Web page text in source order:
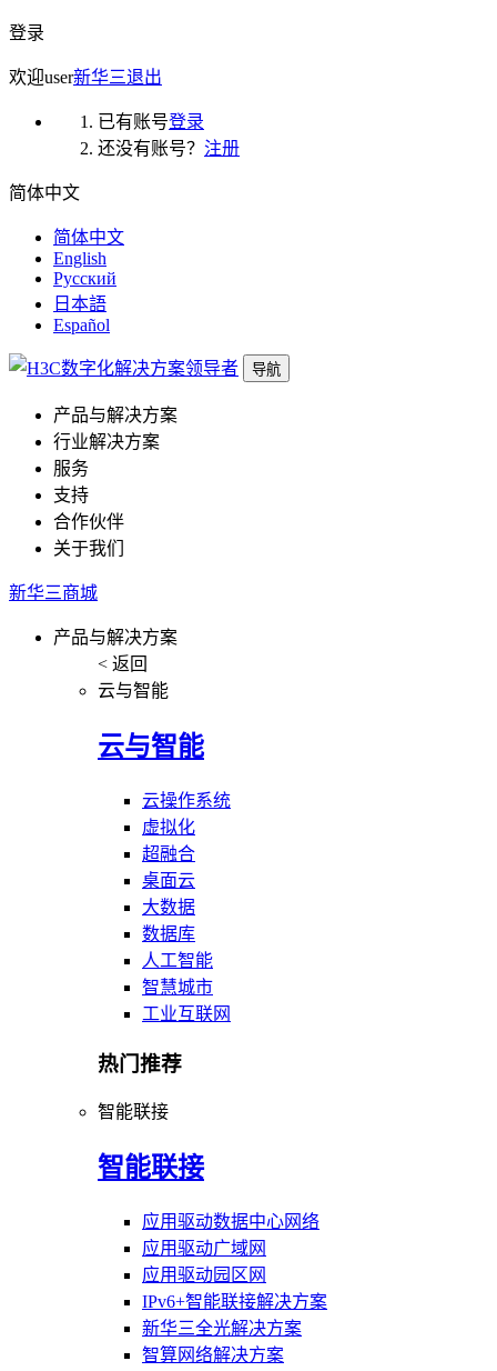
登录
欢迎user新华三退出
已有账号登录
还没有账号？ 注册
简体中文
简体中文
English
Русский
日本語
Español
导航
产品与解决方案
行业解决方案
服务
支持
合作伙伴
关于我们
新华三商城
产品与解决方案
< 返回
云与智能
云与智能
云操作系统
虚拟化
超融合
桌面云
大数据
数据库
人工智能
智慧城市
工业互联网
热门推荐
智能联接
智能联接
应用驱动数据中心网络
应用驱动广域网
应用驱动园区网
IPv6+智能联接解决方案
新华三全光解决方案
智算网络解决方案